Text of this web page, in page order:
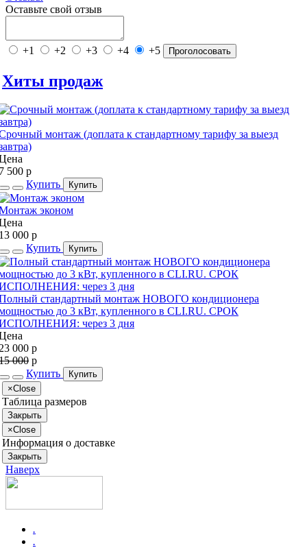
Оставьте свой отзыв
+1 +2 +3 +4 +5 Проголосовать
Хиты продаж
монтаж (доплата к стандартному тарифу за выезд
500 p
Купить
Купить
эконом
000 p
Купить
Купить
стандартный монтаж НОВОГО кондиционера
до 3 кВт, купленного в CLI.RU. СРОК
через 3 дня
000 p
000 p
Купить
Купить
×Close
Таблица размеров
Закрыть
×Close
Информация о доставке
Закрыть
Наверх
.
.